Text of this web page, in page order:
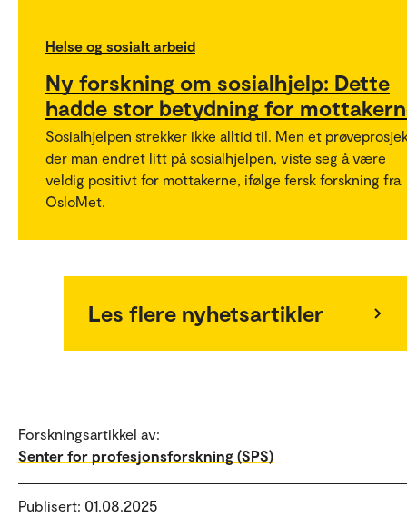
Helse og sosialt arbeid
Ny forskning om sosialhjelp: Dette
hadde stor betydning for
Sosialhjelpen strekker ikke alltid til. Men et
der man endret litt på sosialhjelpen, viste seg å være
veldig positivt for mottakerne, ifølge fersk forskning fra
OsloMet.
Les flere nyhetsartikler
Forskningsartikkel av:
Senter for profesjonsforskning (SPS)
Publisert: 01.08.2025